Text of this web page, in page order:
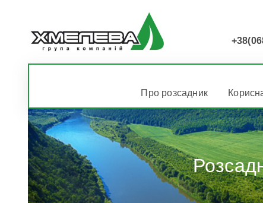
Про розсадник